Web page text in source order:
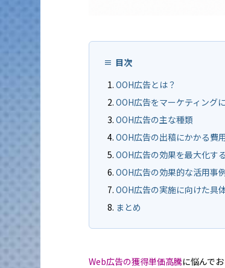
目次
OOH広告とは？
OOH広告をマーケティング
OOH広告の主な種類
OOH広告の出稿にかかる費
OOH広告の効果を最大化す
OOH広告の効果的な活用事
OOH広告の実施に向けた具
まとめ
Web広告の獲得単価高騰に悩んで